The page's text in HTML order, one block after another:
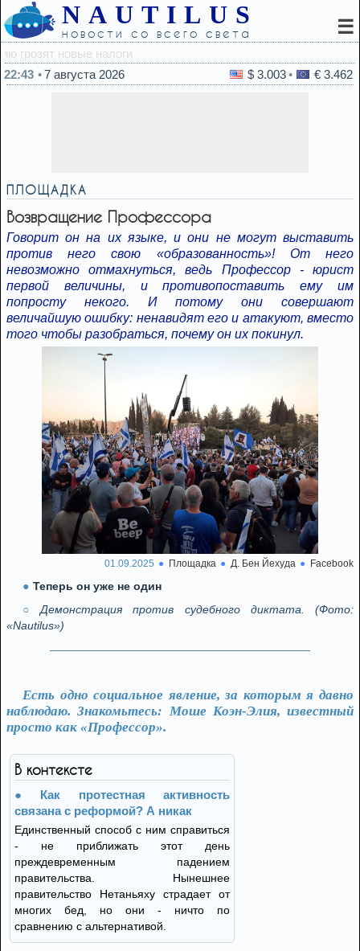
NAUTILUS
новости со всего света ☰
22:43
7 августа 2026 $ 3.003 € 3.462
ПЛОЩАДКА
Возвращение Профессора
Говорит он на их языке, и они не могут выставить
против него свою «образованность»! От него
невозможно отмахнуться, ведь Профессор - юрист
первой величины, и противопоставить ему им
попросту некого. И потому они совершают
величайшую ошибку: ненавидят его и атакуют, вместо
того чтобы разобраться, почему он их покинул.
01.09.2025 Площадка Д. Бен Йехуда Facebook
Теперь он уже не один
Демонстрация против судебного диктата. (Фото:
«Nautilus»)
Есть одно социальное явление, за которым я давно
наблюдаю. Знакомьтесь: Моше Коэн-Элия, известный
просто как «Профессор».
В контексте
Как протестная активность
связана с реформой? А никак
Единственный способ с ним справиться
- не приближать этот день
преждевременным падением
правительства. Нынешнее
правительство Нетаньяху страдает от
многих бед, но они - ничто по
сравнению с альтернативой.